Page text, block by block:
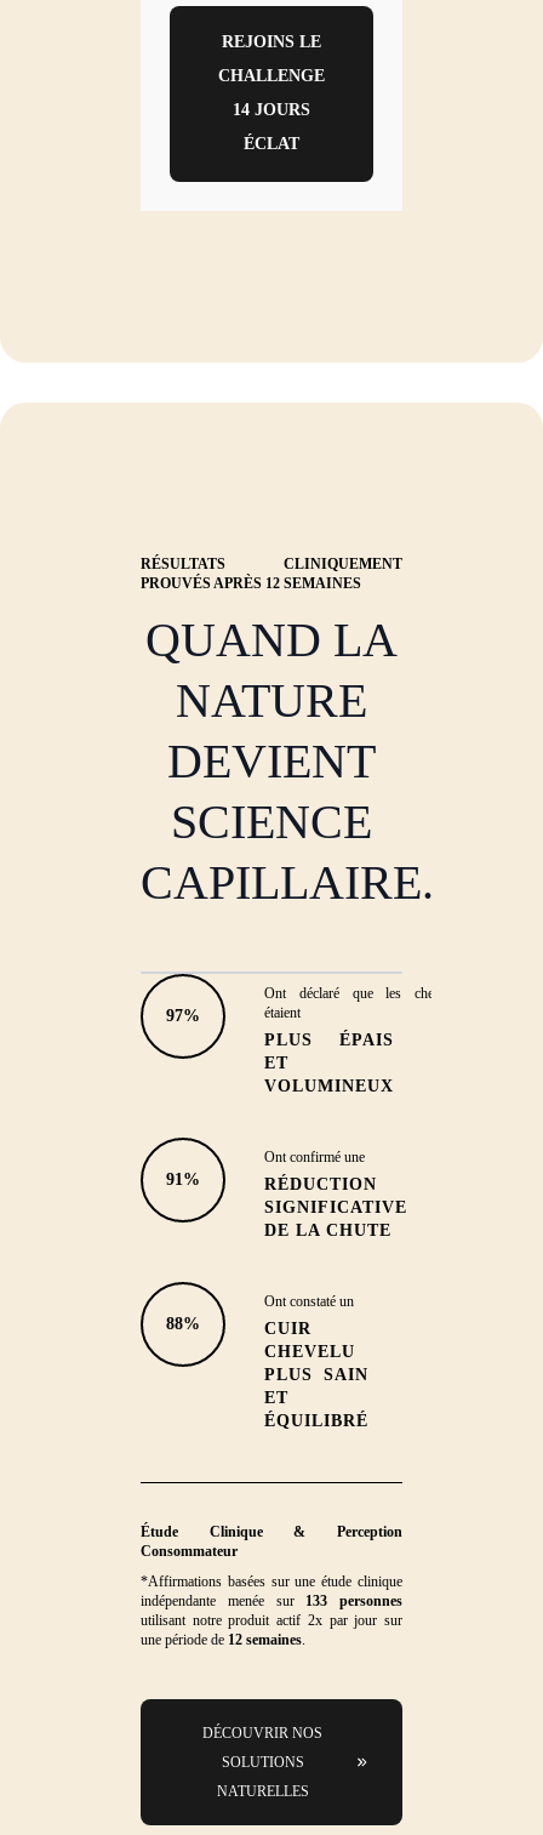
REJOINS LE
CHALLENGE
14 JOURS
ÉCLAT
RÉSULTATS CLINIQUEMENT
PROUVÉS APRÈS 12 SEMAINES
QUAND LA
NATURE
DEVIENT
SCIENCE
CAPILLAIRE.
EFFICACITÉ DÉMONTRÉE
CHEVEUX PLUS FORTS
ET PLUS RÉSISTANTS
chute a diminué de moitié.'
97%
Ont déclaré que les cheveux
étaient
PLUS ÉPAIS
ET
VOLUMINEUX
91%
Ont confirmé une
RÉDUCTION
SIGNIFICATIVE
DE LA CHUTE
88%
Ont constaté un
CUIR
CHEVELU
PLUS SAIN
ET
ÉQUILIBRÉ
Étude Clinique & Perception
Consommateur
*Affirmations basées sur une étude clinique
indépendante menée sur 133 personnes
utilisant notre produit actif 2x par jour sur
une période de 12 semaines.
DÉCOUVRIR NOS
SOLUTIONS
NATURELLES